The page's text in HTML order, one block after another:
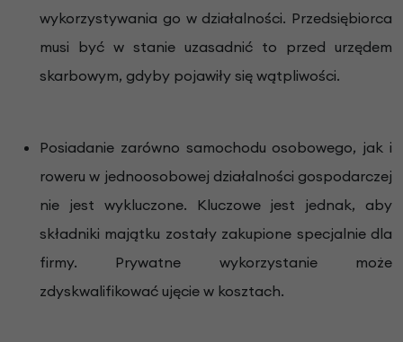
wykorzystywania go w działalności. Przedsiębiorca
musi być w stanie uzasadnić to przed urzędem
skarbowym, gdyby pojawiły się wątpliwości.
Posiadanie zarówno samochodu osobowego, jak i
roweru w jednoosobowej działalności gospodarczej
nie jest wykluczone. Kluczowe jest jednak, aby
składniki majątku zostały zakupione specjalnie dla
firmy. Prywatne wykorzystanie może
zdyskwalifikować ujęcie w kosztach.